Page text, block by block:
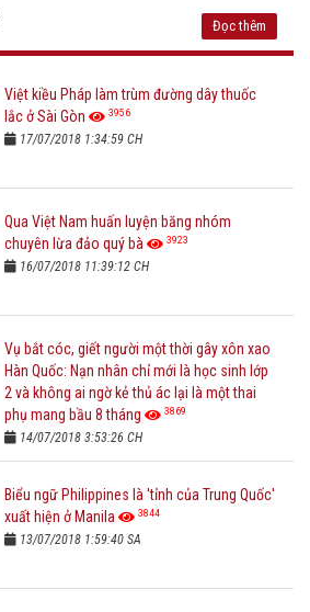
Đọc thêm
Việt kiều Pháp làm trùm đường dây thuốc
lắc ở Sài Gòn
3956
17/07/2018 1:34:59 CH
Qua Việt Nam huấn luyện băng nhóm
chuyên lừa đảo quý bà
3923
16/07/2018 11:39:12 CH
Vụ bắt cóc, giết người một thời gây xôn xao
Hàn Quốc: Nạn nhân chỉ mới là học sinh lớp
2 và không ai ngờ kẻ thủ ác lại là một thai
phụ mang bầu 8 tháng
3869
14/07/2018 3:53:26 CH
Biểu ngữ Philippines là 'tỉnh của Trung Quốc'
xuất hiện ở Manila
3844
13/07/2018 1:59:40 SA